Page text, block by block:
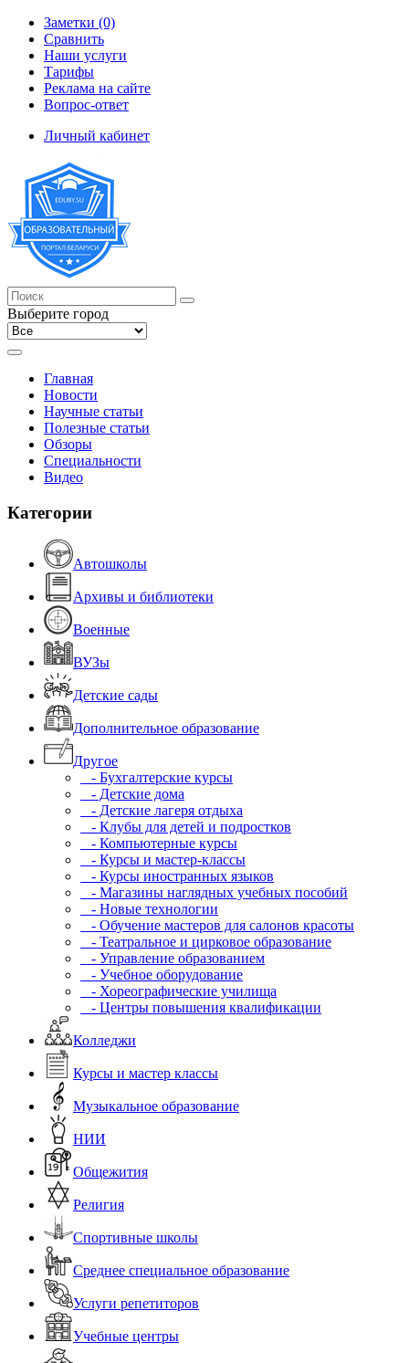
Заметки (0)
Сравнить
Наши услуги
Тарифы
Реклама на сайте
Вопрос-ответ
Личный кабинет
Выберите город
Главная
Новости
Научные статьи
Полезные статьи
Обзоры
Специальности
Видео
Категории
Автошколы
Архивы и библиотеки
Военные
ВУЗы
Детские сады
Дополнительное образование
Другое
- Бухгалтерские курсы
- Детские дома
- Детские лагеря отдыха
- Клубы для детей и подростков
- Компьютерные курсы
- Курсы и мастер-классы
- Курсы иностранных языков
- Магазины наглядных учебных пособий
- Новые технологии
- Обучение мастеров для салонов красоты
- Театральное и цирковое образование
- Управление образованием
- Учебное оборудование
- Хореографические училища
- Центры повышения квалификации
Колледжи
Курсы и мастер классы
Музыкальное образование
НИИ
Общежития
Религия
Спортивные школы
Среднее специальное образование
Услуги репетиторов
Учебные центры